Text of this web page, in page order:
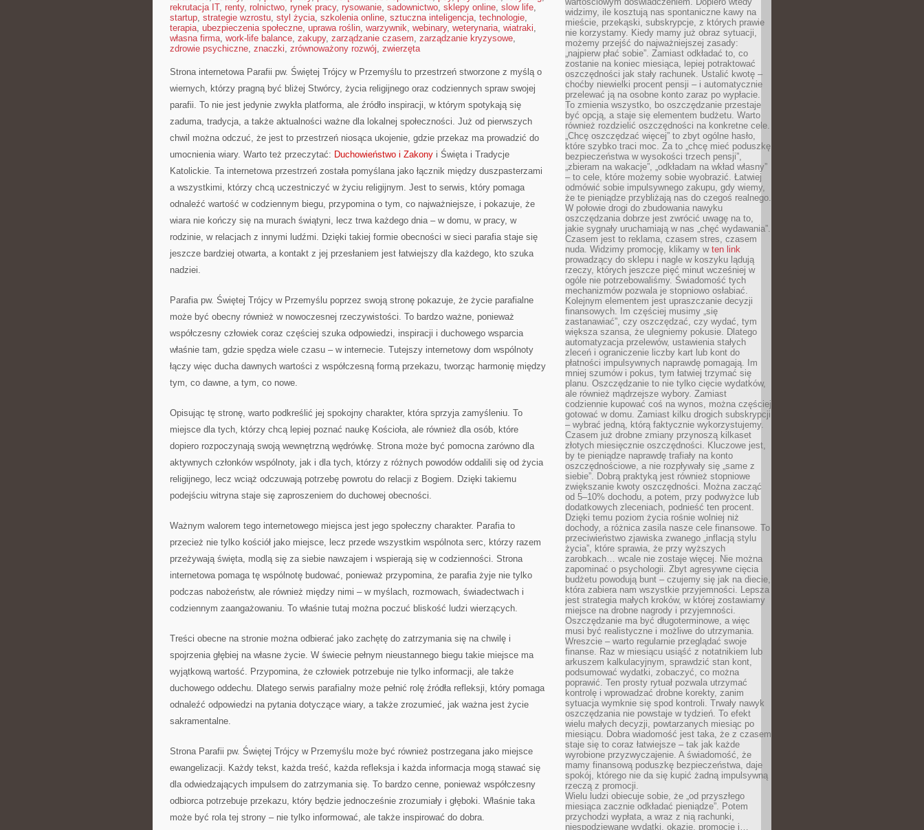
rekrutacja IT, renty, rolnictwo, rynek pracy, rysowanie, sadownictwo, sklepy online, slow life,
startup, strategie wzrostu, styl życia, szkolenia online, sztuczna inteligencja, technologie,
terapia, ubezpieczenia społeczne, uprawa roślin, warzywnik, webinary, weterynaria, wiatraki,
własna firma, work-life balance, zakupy, zarządzanie czasem, zarządzanie kryzysowe,
zdrowie psychiczne, znaczki, zrównoważony rozwój, zwierzęta
Strona internetowa Parafii pw. Świętej Trójcy w Przemyślu to przestrzeń stworzone z myślą o
wiernych, którzy pragną być bliżej Stwórcy, życia religijnego oraz codziennych spraw swojej
parafii. To nie jest jedynie zwykła platforma, ale źródło inspiracji, w którym spotykają się
zaduma, tradycja, a także aktualności ważne dla lokalnej społeczności. Już od pierwszych
chwil można odczuć, że jest to przestrzeń niosąca ukojenie, gdzie przekaz ma prowadzić do
umocnienia wiary. Warto też przeczytać: Duchowieństwo i Zakony i Święta i Tradycje
Katolickie. Ta internetowa przestrzeń została pomyślana jako łącznik między duszpasterzami
a wszystkimi, którzy chcą uczestniczyć w życiu religijnym. Jest to serwis, który pomaga
odnaleźć wartość w codziennym biegu, przypomina o tym, co najważniejsze, i pokazuje, że
wiara nie kończy się na murach świątyni, lecz trwa każdego dnia – w domu, w pracy, w
rodzinie, w relacjach z innymi ludźmi. Dzięki takiej formie obecności w sieci parafia staje się
jeszcze bardziej otwarta, a kontakt z jej przesłaniem jest łatwiejszy dla każdego, kto szuka
nadziei.
Parafia pw. Świętej Trójcy w Przemyślu poprzez swoją stronę pokazuje, że życie parafialne
może być obecny również w nowoczesnej rzeczywistości. To bardzo ważne, ponieważ
współczesny człowiek coraz częściej szuka odpowiedzi, inspiracji i duchowego wsparcia
właśnie tam, gdzie spędza wiele czasu – w internecie. Tutejszy internetowy dom wspólnoty
łączy więc ducha dawnych wartości z współczesną formą przekazu, tworząc harmonię między
tym, co dawne, a tym, co nowe.
Opisując tę stronę, warto podkreślić jej spokojny charakter, która sprzyja zamyśleniu. To
miejsce dla tych, którzy chcą lepiej poznać naukę Kościoła, ale również dla osób, które
dopiero rozpoczynają swoją wewnętrzną wędrówkę. Strona może być pomocna zarówno dla
aktywnych członków wspólnoty, jak i dla tych, którzy z różnych powodów oddalili się od życia
religijnego, lecz wciąż odczuwają potrzebę powrotu do relacji z Bogiem. Dzięki takiemu
podejściu witryna staje się zaproszeniem do duchowej obecności.
Ważnym walorem tego internetowego miejsca jest jego społeczny charakter. Parafia to
przecież nie tylko kościół jako miejsce, lecz przede wszystkim wspólnota serc, którzy razem
przeżywają święta, modlą się za siebie nawzajem i wspierają się w codzienności. Strona
internetowa pomaga tę wspólnotę budować, ponieważ przypomina, że parafia żyje nie tylko
podczas nabożeństw, ale również między nimi – w myślach, rozmowach, świadectwach i
codziennym zaangażowaniu. To właśnie tutaj można poczuć bliskość ludzi wierzących.
Treści obecne na stronie można odbierać jako zachętę do zatrzymania się na chwilę i
spojrzenia głębiej na własne życie. W świecie pełnym nieustannego biegu takie miejsce ma
wyjątkową wartość. Przypomina, że człowiek potrzebuje nie tylko informacji, ale także
duchowego oddechu. Dlatego serwis parafialny może pełnić rolę źródła refleksji, który pomaga
odnaleźć odpowiedzi na pytania dotyczące wiary, a także zrozumieć, jak ważna jest życie
sakramentalne.
Strona Parafii pw. Świętej Trójcy w Przemyślu może być również postrzegana jako miejsce
ewangelizacji. Każdy tekst, każda treść, każda refleksja i każda informacja mogą stawać się
dla odwiedzających impulsem do zatrzymania się. To bardzo cenne, ponieważ współczesny
odbiorca potrzebuje przekazu, który będzie jednocześnie zrozumiały i głęboki. Właśnie taka
może być rola tej strony – nie tylko informować, ale także inspirować do dobra.
widzimy, ile kosztują nas spontaniczne kawy na
mieście, przekąski, subskrypcje, z których prawie
nie korzystamy. Kiedy mamy już obraz sytuacji,
możemy przejść do najważniejszej zasady:
„najpierw płać sobie”. Zamiast odkładać to, co
zostanie na koniec miesiąca, lepiej potraktować
oszczędności jak stały rachunek. Ustalić kwotę –
choćby niewielki procent pensji – i automatycznie
przelewać ją na osobne konto zaraz po wypłacie.
To zmienia wszystko, bo oszczędzanie przestaje
być opcją, a staje się elementem budżetu. Warto
również rozdzielić oszczędności na konkretne cele.
„Chcę oszczędzać więcej” to zbyt ogólne hasło,
które szybko traci moc. Za to „chcę mieć poduszkę
bezpieczeństwa w wysokości trzech pensji”,
„zbieram na wakacje”, „odkładam na wkład własny”
– to cele, które możemy sobie wyobrazić. Łatwiej
odmówić sobie impulsywnego zakupu, gdy wiemy,
że te pieniądze przybliżają nas do czegoś realnego.
W połowie drogi do zbudowania nawyku
oszczędzania dobrze jest zwrócić uwagę na to,
jakie sygnały uruchamiają w nas „chęć wydawania”.
Czasem jest to reklama, czasem stres, czasem
nuda. Widzimy promocję, klikamy w ten link
prowadzący do sklepu i nagle w koszyku lądują
rzeczy, których jeszcze pięć minut wcześniej w
ogóle nie potrzebowaliśmy. Świadomość tych
mechanizmów pozwala je stopniowo osłabiać.
Kolejnym elementem jest upraszczanie decyzji
finansowych. Im częściej musimy „się
zastanawiać”, czy oszczędzać, czy wydać, tym
większa szansa, że ulegniemy pokusie. Dlatego
automatyzacja przelewów, ustawienia stałych
zleceń i ograniczenie liczby kart lub kont do
płatności impulsywnych naprawdę pomagają. Im
mniej szumów i pokus, tym łatwiej trzymać się
planu. Oszczędzanie to nie tylko cięcie wydatków,
ale również mądrzejsze wybory. Zamiast
codziennie kupować coś na wynos, można częściej
gotować w domu. Zamiast kilku drogich subskrypcji
– wybrać jedną, którą faktycznie wykorzystujemy.
Czasem już drobne zmiany przynoszą kilkaset
złotych miesięcznie oszczędności. Kluczowe jest,
by te pieniądze naprawdę trafiały na konto
oszczędnościowe, a nie rozpływały się „same z
siebie”. Dobrą praktyką jest również stopniowe
zwiększanie kwoty oszczędności. Można zacząć
od 5–10% dochodu, a potem, przy podwyżce lub
dodatkowych zleceniach, podnieść ten procent.
Dzięki temu poziom życia rośnie wolniej niż
dochody, a różnica zasila nasze cele finansowe. To
przeciwieństwo zjawiska zwanego „inflacją stylu
życia”, które sprawia, że przy wyższych
zarobkach… wcale nie zostaje więcej. Nie można
zapominać o psychologii. Zbyt agresywne cięcia
budżetu powodują bunt – czujemy się jak na diecie,
która zabiera nam wszystkie przyjemności. Lepsza
jest strategia małych kroków, w której zostawiamy
miejsce na drobne nagrody i przyjemności.
Oszczędzanie ma być długoterminowe, a więc
musi być realistyczne i możliwe do utrzymania.
Wreszcie – warto regularnie przeglądać swoje
finanse. Raz w miesiącu usiąść z notatnikiem lub
arkuszem kalkulacyjnym, sprawdzić stan kont,
podsumować wydatki, zobaczyć, co można
poprawić. Ten prosty rytuał pozwala utrzymać
kontrolę i wprowadzać drobne korekty, zanim
sytuacja wymknie się spod kontroli. Trwały nawyk
oszczędzania nie powstaje w tydzień. To efekt
wielu małych decyzji, powtarzanych miesiąc po
miesiącu. Dobra wiadomość jest taka, że z czasem
staje się to coraz łatwiejsze – tak jak każde
wyrobione przyzwyczajenie. A świadomość, że
mamy finansową poduszkę bezpieczeństwa, daje
spokój, którego nie da się kupić żadną impulsywną
rzeczą z promocji.
Wielu ludzi obiecuje sobie, że „od przyszłego
miesiąca zacznie odkładać pieniądze”. Potem
przychodzi wypłata, a wraz z nią rachunki,
niespodziewane wydatki, okazje, promocje i…